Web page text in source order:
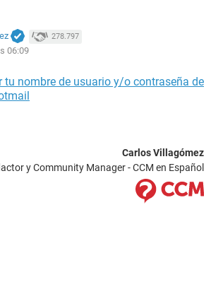
278.797
06:09
tu nombre de usuario y/o contraseña de
Carlos Villagómez
y Community Manager - CCM en Español